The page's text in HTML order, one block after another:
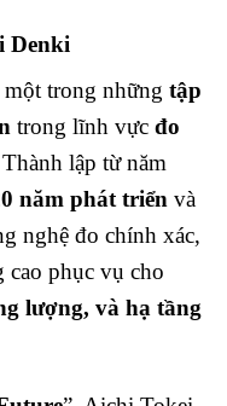
Denki
một trong những tập
trong lĩnh vực đo
lập từ năm
năm phát triển và
nghệ đo chính xác,
cao phục vụ cho
lượng, và hạ tầng